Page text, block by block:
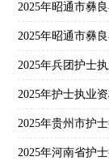
2025年昭通市彝
2025年昭通市彝
2025年兵团护士
2025年护士执业
2025年贵州市护
2025年河南省护